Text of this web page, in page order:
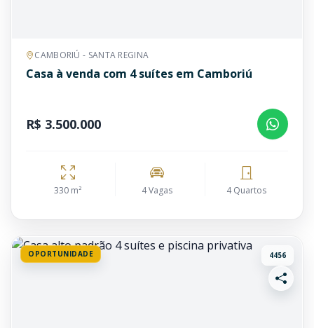
CAMBORIÚ - SANTA REGINA
Casa à venda com 4 suítes em Camboriú
R$ 3.500.000
330 m² 4 Vagas 4 Quartos
OPORTUNIDADE 4456